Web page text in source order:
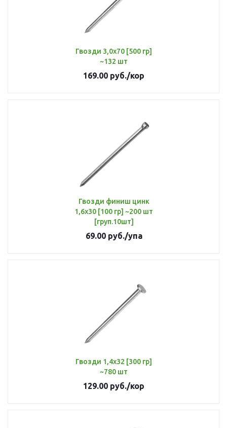
Гвозди 3,0х70 [500 гр]
~132 шт
169.00 руб./кор
Гвозди финиш цинк
1,6х30 [100 гр] ~200 шт
[груп.10шт]
69.00руб./упа
Гвозди 1,4х32 [300 гр]
~780 шт
129.00 руб./кор